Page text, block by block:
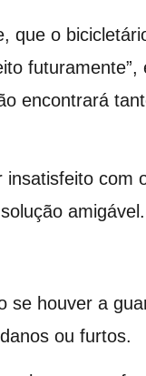
que o
encontrará
com
amigável.
se houver a
ou furtos.